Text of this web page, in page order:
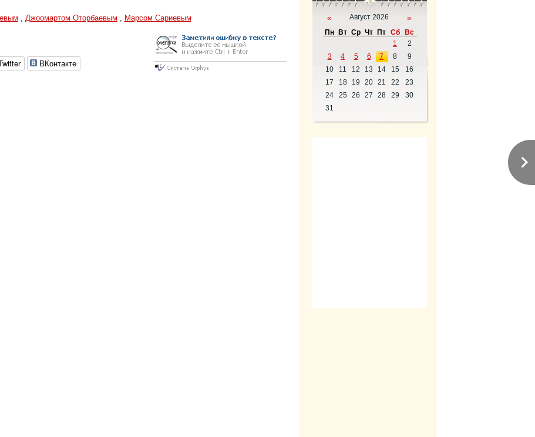
, Джоомартом Оторбаевым , Марсом Сариевым
ВКонтакте
« Август 2026 »
Пн Вт Ср Чт Пт Сб
Вс
1
2
3
4 5 6 7 8
9
10
11 12 13 14 15
16
17
18 19 20 21 22
23
24
25 26 27 28 29
30
31